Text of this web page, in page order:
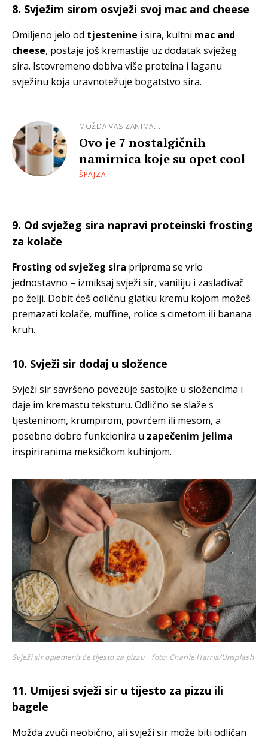
8. Svježim sirom osvježi svoj mac and cheese
Omiljeno jelo od tjestenine i sira, kultni mac and
cheese, postaje još kremastije uz dodatak svježeg
sira. Istovremeno dobiva više proteina i laganu
svježinu koja uravnotežuje bogatstvo sira.
MOŽDA VAS ZANIMA...
Ovo je 7 nostalgičnih
namirnica koje su opet cool
ŠPAJZA
9. Od svježeg sira napravi proteinski frosting
za kolače
Frosting od svježeg sira priprema se vrlo
jednostavno – izmiksaj svježi sir, vaniliju i zaslađivač
po želji. Dobit ćeš odličnu glatku kremu kojom možeš
premazati kolače, muffine, rolice s cimetom ili banana
kruh.
10. Svježi sir dodaj u složence
Svježi sir savršeno povezuje sastojke u složencima i
daje im kremastu teksturu. Odlično se slaže s
tjesteninom, krumpirom, povrćem ili mesom, a
posebno dobro funkcionira u zapečenim jelima
inspiriranima meksičkom kuhinjom.
Svježi sir oplemenit će tijesto za pizzu foto: Charlie Harris/Unsplash
11. Umijesi svježi sir u tijesto za pizzu ili
bagele
Možda zvuči neobično, ali svježi sir može biti odličan